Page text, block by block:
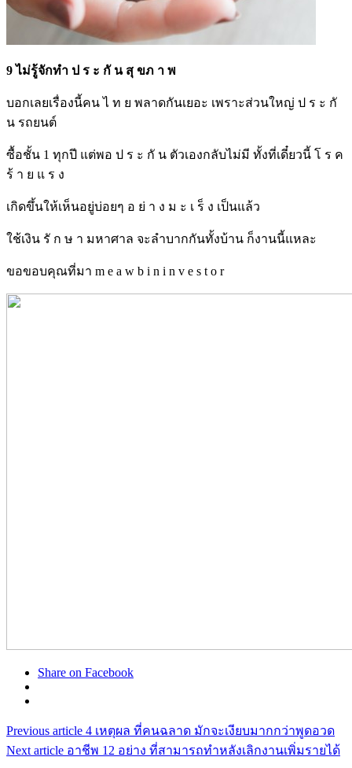
9 ไม่รู้จักทำ ป ร ะ กั น สุ ขภ า พ
บอกเลยเรื่องนี้คน ไ ท ย พลาดกันเยอะ เพราะส่วนใหญ่ ป ร ะ กั
น รถยนต์
ซื้อชั้น 1 ทุกปี แต่พอ ป ร ะ กั น ตัวเองกลับไม่มี ทั้งที่เดี๋ยวนี้ โ ร ค
ร้ า ย แ ร ง
เกิดขึ้นให้เห็นอยู่บ่อยๆ อ ย่ า ง ม ะ เ ร็ ง เป็นแล้ว
ใช้เงิน รั ก ษ า มหาศาล จะลำบากกันทั้งบ้าน ก็งานนี้แหละ
ขอขอบคุณที่มา m e a w b i n i n v e s t o r
Share on Facebook
Previous article 4 เหตุผล ที่คนฉลาด มักจะเงียบมากกว่าพูดอวด
Next article อาชีพ 12 อย่าง ที่สามารถทำหลังเลิกงานเพิ่มรายได้